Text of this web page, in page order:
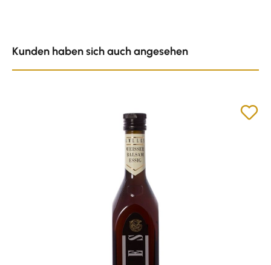
Kunden haben sich auch angesehen